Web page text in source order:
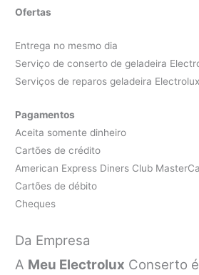
Ofertas
Entrega no mesmo dia
Serviço de conserto de geladeira
Serviços de reparos geladeira Electrolux
Pagamentos
Aceita somente dinheiro
Cartões de crédito
American Express Diners Club
Cartões de débito
Cheques
Da Empresa
A Meu Electrolux Conserto